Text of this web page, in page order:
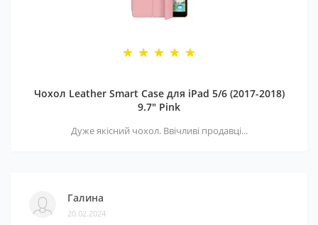
Чохол Leather Smart Case для iPad 5/6 (2017-2018)
9.7" Pink
Дуже якісний чохол. Ввічливі продавці...
Галина
20.02.2024